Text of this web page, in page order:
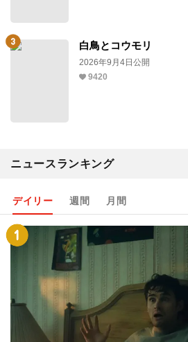
白鳥とコウモリ
2026年9月4日公開
9420
ニュースランキング
デイリー 週間 月間